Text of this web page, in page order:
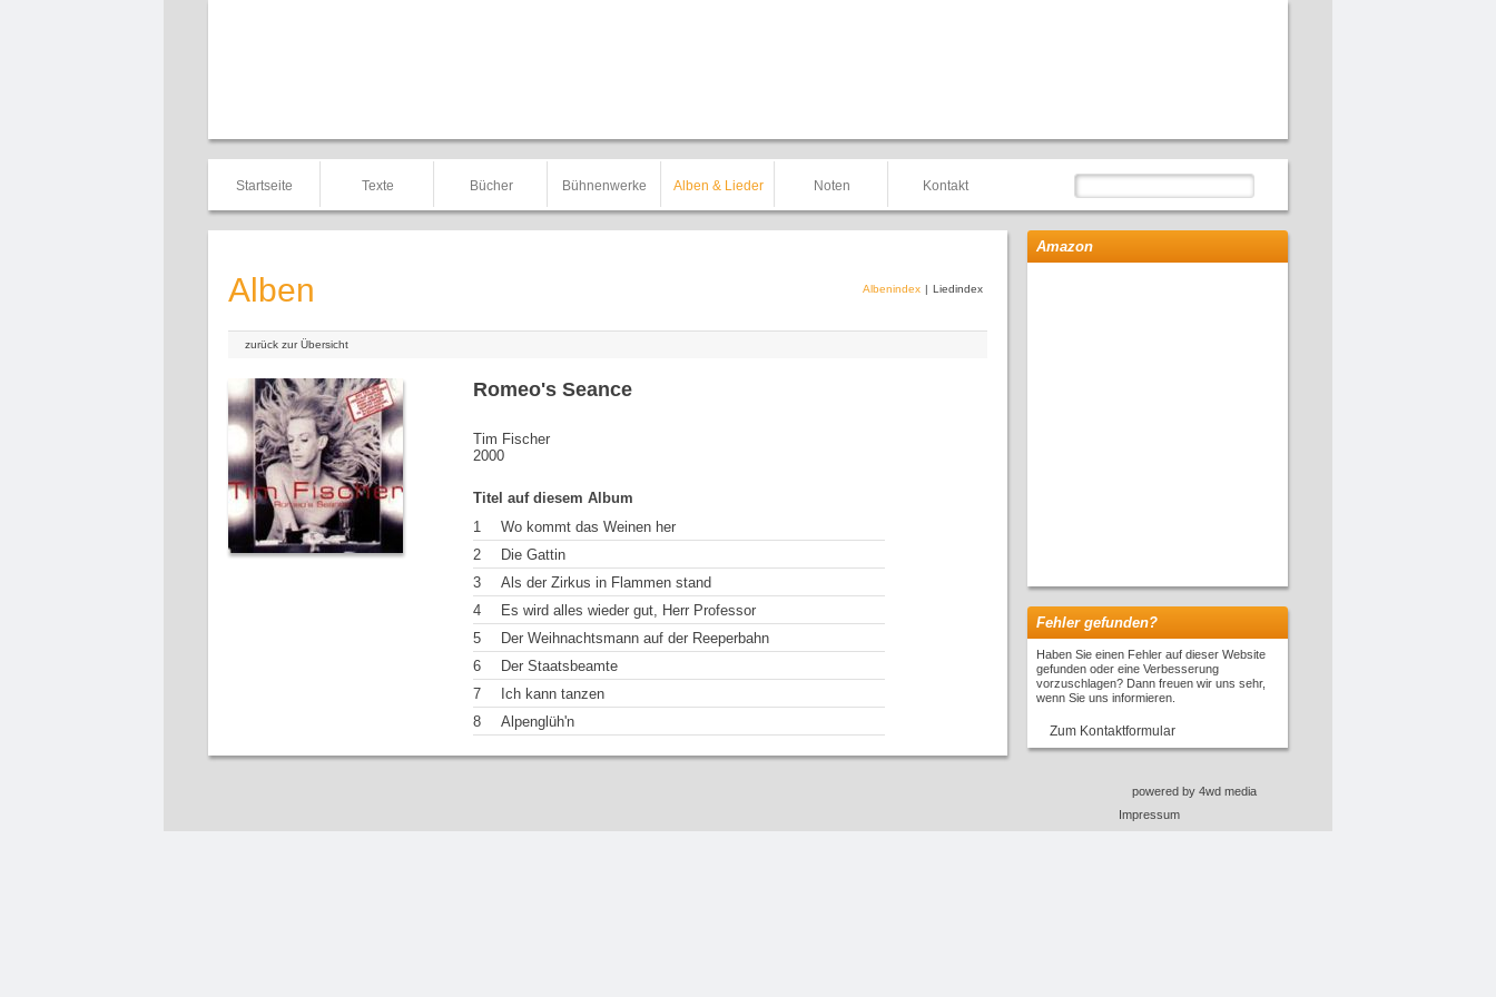
Startseite Texte Bücher Bühnenwerke Alben & Lieder Noten Kontakt
Alben Albenindex | Liedindex
zurück zur Übersicht
Romeo's Seance
Tim Fischer
2000
Titel auf diesem Album
1
Wo kommt das Weinen her
2
Die Gattin
3
Als der Zirkus in Flammen stand
4
Es wird alles wieder gut, Herr Professor
5
Der Weihnachtsmann auf der Reeperbahn
6
Der Staatsbeamte
7
Ich kann tanzen
8
Alpenglüh'n
Amazon
Fehler gefunden?
Haben Sie einen Fehler auf dieser Website
gefunden oder eine Verbesserung
vorzuschlagen? Dann freuen wir uns sehr,
wenn Sie uns informieren.
Zum Kontaktformular
powered by 4wd media
Impressum